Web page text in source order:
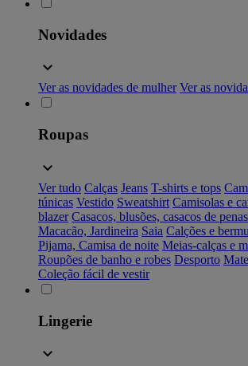
Novidades
Ver as novidades de mulher Ver as
Roupas
Ver tudo Calças Jeans T-shirts e tops
túnicas Vestido Sweatshirt Camisolas e
blazer Casacos, blusões, casacos de penas
Macacão, Jardineira Saia Calções e
Pijama, Camisa de noite Meias-calças e
Roupões de banho e robes Desporto
Coleção fácil de vestir
Lingerie